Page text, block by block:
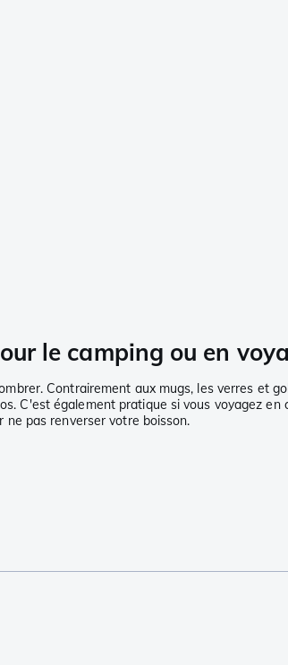
le camping ou en
Contrairement aux mugs, les verres et
C'est également pratique si vous voyagez
pas renverser votre boisson.